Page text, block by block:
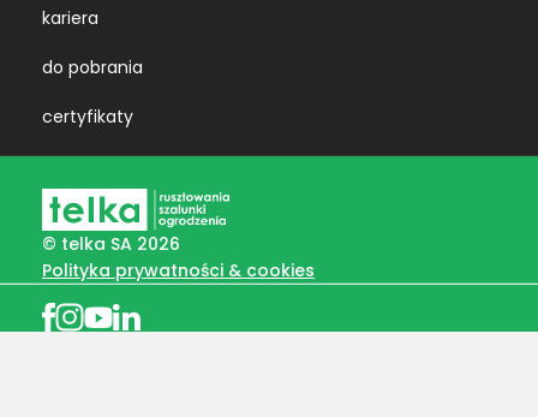
kariera
do pobrania
certyfikaty
© telka SA 2026
Polityka prywatności & cookies